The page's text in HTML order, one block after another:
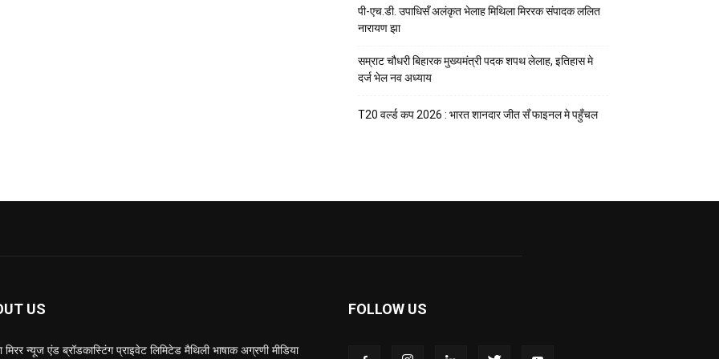
पी-एच.डी. उपाधिसँ अलंकृत भेलाह मिथिला मिररक संपादक ललित
नारायण झा
सम्राट चौधरी बिहारक मुख्यमंत्री पदक शपथ लेलाह, इतिहास मे
दर्ज भेल नव अध्याय
T20 वर्ल्ड कप 2026 : भारत शानदार जीत सँ फाइनल मे पहुँचल
US
मिरर न्यूज एंड ब्रॉडकास्टिंग प्राइवेट लिमिटेड मैथिली भाषाक अग्रणी मीडिया
FOLLOW US